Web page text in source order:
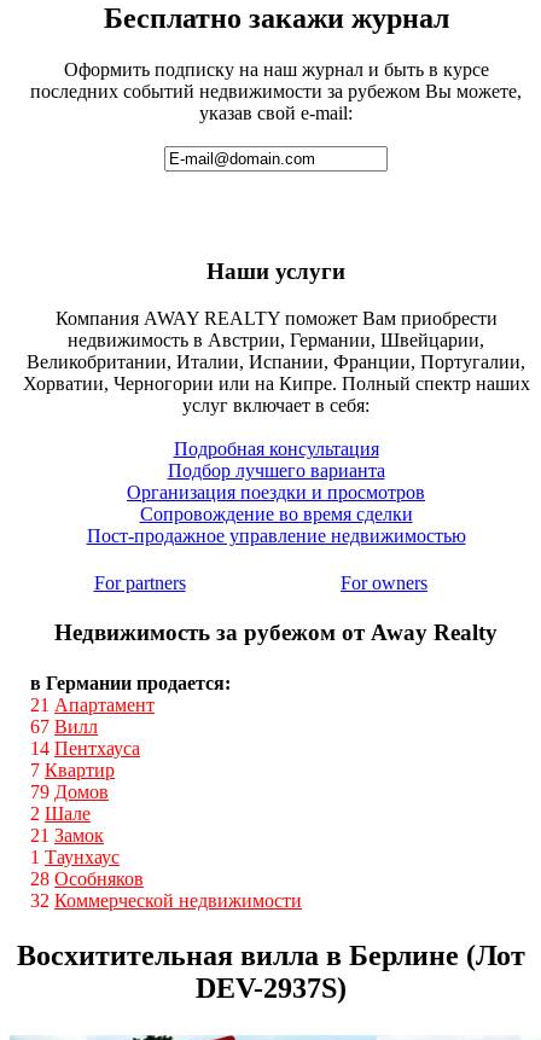
Бесплатно закажи журнал
Оформить подписку на наш журнал и быть в курсе
последних событий недвижимости за рубежом Вы можете,
указав свой e-mail:
Наши услуги
Компания AWAY REALTY поможет Вам приобрести
недвижимость в Австрии, Германии, Швейцарии,
Великобритании, Италии, Испании, Франции, Португалии,
Хорватии, Черногории или на Кипре. Полный спектр наших
услуг включает в себя:
Подробная консультация
Подбор лучшего варианта
Организация поездки и просмотров
Сопровождение во время сделки
Пост-продажное управление недвижимостью
For partners For owners
Недвижимость за рубежом от Away Realty
в Германии продается:
21 Апартамент
67 Вилл
14 Пентхауса
7 Квартир
79 Домов
2 Шале
21 Замок
1 Таунхаус
28 Особняков
32 Коммерческой недвижимости
Восхитительная вилла в Берлине (Лот
DEV-2937S)